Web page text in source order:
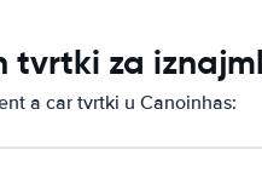
tvrtki za
a car tvrtki u Canoinhas: